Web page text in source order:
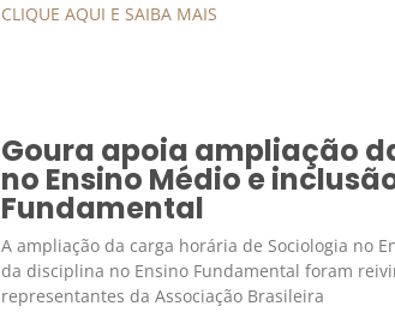
CLIQUE AQUI E SAIBA MAIS
Goura apoia ampliação
no Ensino Médio e
Fundamental
A ampliação da carga horária de Sociologia no
da disciplina no Ensino Fundamental foram
representantes da Associação Brasileira